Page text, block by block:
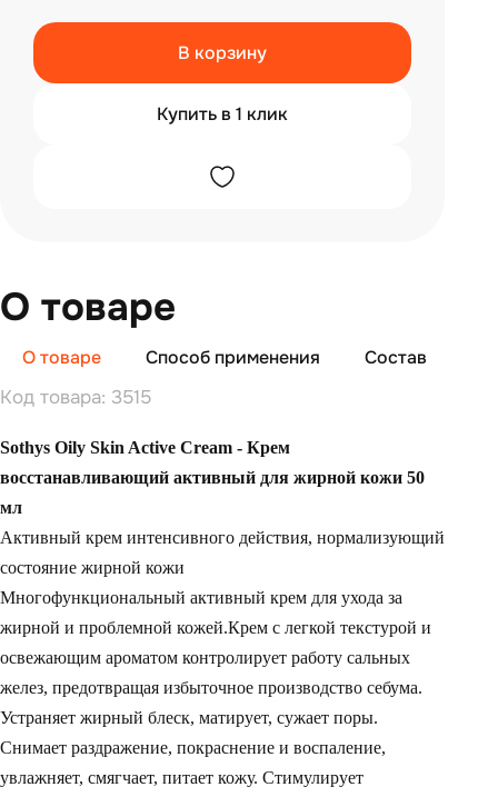
В корзину
Купить в 1 клик
О товаре
О товаре Способ применения Состав
Код товара: 3515
Sothys Oily Skin Active Cream - Крем
восстанавливающий активный для жирной кожи 50
мл
Активный крем интенсивного действия, нормализующий
состояние жирной кожи
Многофункциональный активный крем для ухода за
жирной и проблемной кожей.Крем с легкой текстурой и
освежающим ароматом контролирует работу сальных
желез, предотвращая избыточное производство себума.
Устраняет жирный блеск, матирует, сужает поры.
Снимает раздражение, покраснение и воспаление,
увлажняет, смягчает, питает кожу. Стимулирует